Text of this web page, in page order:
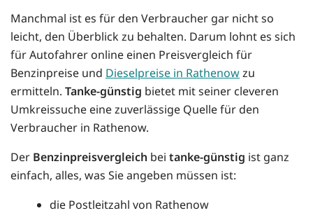
Manchmal ist es für den Verbraucher gar nicht so
leicht, den Überblick zu behalten. Darum lohnt es sich
für Autofahrer online einen Preisvergleich für
Benzinpreise und Dieselpreise in Rathenowzu
ermitteln. Tanke-günstig bietet mit seiner cleveren
Umkreissuche eine zuverlässige Quelle für den
Verbraucher in Rathenow.
Der Benzinpreisvergleich bei tanke-günstig ist ganz
einfach, alles, was Sie angeben müssen ist:
die Postleitzahl von Rathenow